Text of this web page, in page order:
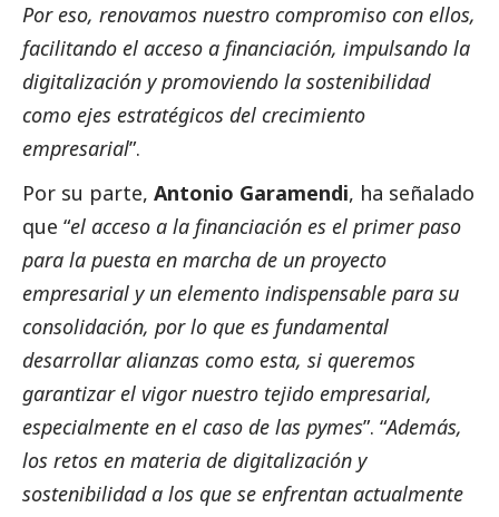
Por eso, renovamos nuestro compromiso con ellos,
facilitando el acceso a financiación, impulsando la
digitalización y promoviendo la sostenibilidad
como ejes estratégicos del crecimiento
empresarial”.
Por su parte, Antonio Garamendi, ha señalado
que “el acceso a la financiación es el primer paso
para la puesta en marcha de un proyecto
empresarial y un elemento indispensable para su
consolidación, por lo que es fundamental
desarrollar alianzas como esta, si queremos
garantizar el vigor nuestro tejido empresarial,
especialmente en el caso de las pymes”. “Además,
los retos en materia de digitalización y
sostenibilidad a los que se enfrentan actualmente